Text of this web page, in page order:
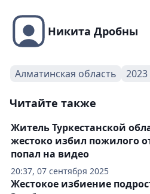
Никита Дробны
Алматинская область 2023
Читайте также
20:37, 07 сентября 2025
Житель Туркестанской
жестоко избил пожилого
попал на видео
Жестокое избиение